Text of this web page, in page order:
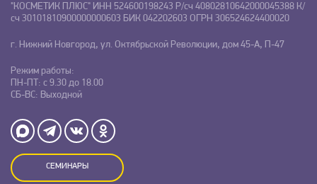
"КОСМЕТИК ПЛЮС" ИНН 524600198243 Р/сч 40802810642000045388 К/
сч 30101810900000000603 БИК 042202603 ОГРН 306524624400020
г. Нижний Новгород, ул. Октябрьской Революции, дом 45-А, П-47
Режим работы:
ПН-ПТ: с 9.30 до 18.00
СБ-ВС: Выходной
СЕМИНАРЫ